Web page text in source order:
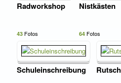
Radworkshop
43Fotos
Nistkästen
64Fotos
Schuleinschreibung